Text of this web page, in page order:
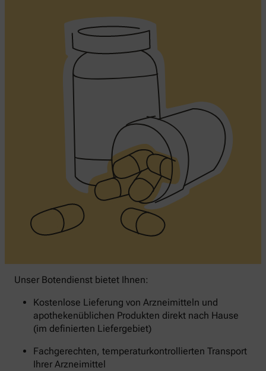
Unser Botendienst bietet Ihnen:
Kostenlose Lieferung von Arzneimitteln und
apothekenüblichen Produkten direkt nach Hause
(im definierten Liefergebiet)
Fachgerechten, temperaturkontrollierten Transport
Ihrer Arzneimittel